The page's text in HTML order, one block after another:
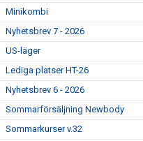
Minikombi
Nyhetsbrev 7 - 2026
US-läger
Lediga platser HT-26
Nyhetsbrev 6 - 2026
Sommarförsäljning Newbody
Sommarkurser v.32